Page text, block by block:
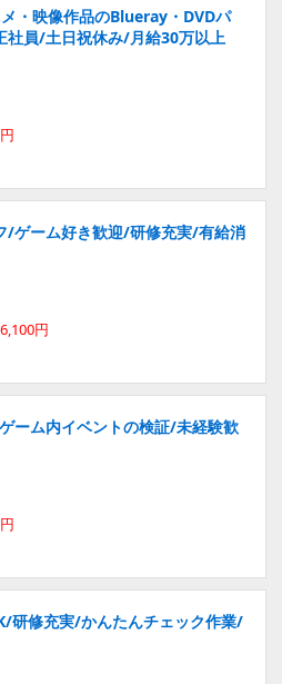
メ・映像作品のBlueray・DVDパ
社員/土日祝休み/月給30万以上
/ゲーム好き歓迎/研修充実/有給消
円
ーム内イベントの検証/未経験歓
研修充実/かんたんチェック作業/